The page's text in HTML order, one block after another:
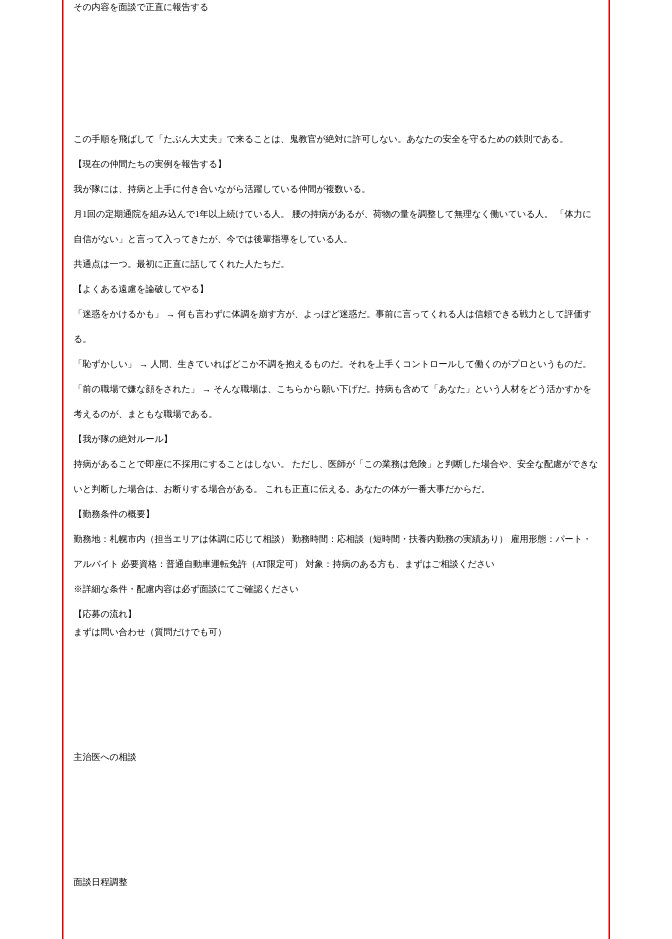
その内容を面談で正直に報告する
この手順を飛ばして「たぶん大丈夫」で来ることは、鬼教官が絶対に許可しない。あなたの安全を守るための鉄則である。
【現在の仲間たちの実例を報告する】
我が隊には、持病と上手に付き合いながら活躍している仲間が複数いる。
月1回の定期通院を組み込んで1年以上続けている人。 腰の持病があるが、荷物の量を調整して無理なく働いている人。 「体力に
自信がない」と言って入ってきたが、今では後輩指導をしている人。
共通点は一つ。最初に正直に話してくれた人たちだ。
【よくある遠慮を論破してやる】
「迷惑をかけるかも」 → 何も言わずに体調を崩す方が、よっぽど迷惑だ。事前に言ってくれる人は信頼できる戦力として評価す
る。
「恥ずかしい」 → 人間、生きていればどこか不調を抱えるものだ。それを上手くコントロールして働くのがプロというものだ。
「前の職場で嫌な顔をされた」 → そんな職場は、こちらから願い下げだ。持病も含めて「あなた」という人材をどう活かすかを
考えるのが、まともな職場である。
【我が隊の絶対ルール】
持病があることで即座に不採用にすることはしない。 ただし、医師が「この業務は危険」と判断した場合や、安全な配慮ができな
いと判断した場合は、お断りする場合がある。 これも正直に伝える。あなたの体が一番大事だからだ。
【勤務条件の概要】
勤務地：札幌市内（担当エリアは体調に応じて相談） 勤務時間：応相談（短時間・扶養内勤務の実績あり） 雇用形態：パート・
アルバイト 必要資格：普通自動車運転免許（AT限定可） 対象：持病のある方も、まずはご相談ください
※詳細な条件・配慮内容は必ず面談にてご確認ください
【応募の流れ】
まずは問い合わせ（質問だけでも可）
主治医への相談
面談日程調整